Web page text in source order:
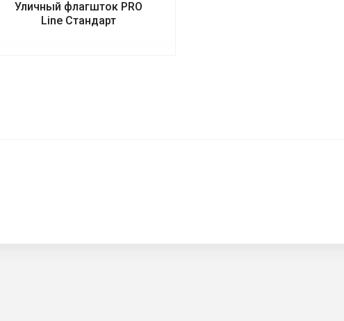
Уличный флагшток PRO
Line Стандарт